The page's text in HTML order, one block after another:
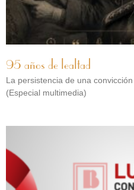
95 años de lealtad
La persistencia de una convicción
(Especial multimedia)